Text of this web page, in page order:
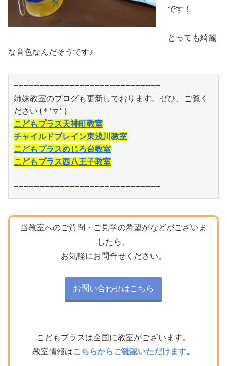
です！
とっても綺麗
な音色なんだそうです♪
=============================
姉妹教室のブログも更新しております。ぜひ、ご覧く
こどもプラス天神町教室
チャイルドブレイン東浅川教室
こどもプラスめじろ台教室
こどもプラス西八王子教室
=============================
当教室へのご質問・ご見学の希望がなどがございま
したら、
お気軽にお問合せください。
お問い合わせはこちら
こどもプラスは全国に教室がございます。
教室情報はこちらからご確認いただけます。